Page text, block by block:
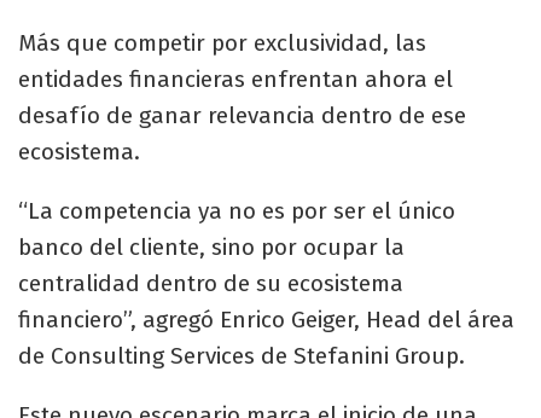
Más que competir por exclusividad, las
entidades financieras enfrentan ahora el
desafío de ganar relevancia dentro de ese
ecosistema.
“La competencia ya no es por ser el único
banco del cliente, sino por ocupar la
centralidad dentro de su ecosistema
financiero”, agregó Enrico Geiger, Head del área
de Consulting Services de Stefanini Group.